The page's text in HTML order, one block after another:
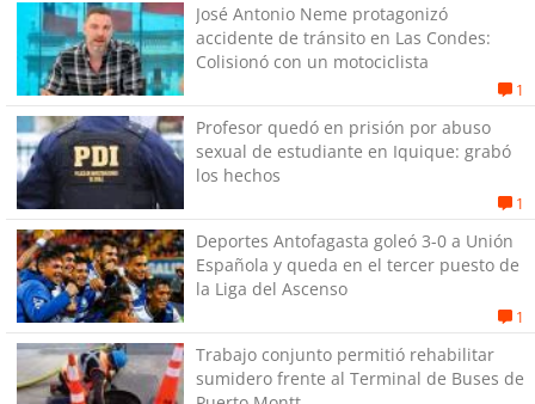
José Antonio Neme protagonizó
accidente de tránsito en Las Condes:
Colisionó con un motociclista
1
Profesor quedó en prisión por abuso
sexual de estudiante en Iquique: grabó
los hechos
1
Deportes Antofagasta goleó 3-0 a Unión
Española y queda en el tercer puesto de
la Liga del Ascenso
1
Trabajo conjunto permitió rehabilitar
sumidero frente al Terminal de Buses de